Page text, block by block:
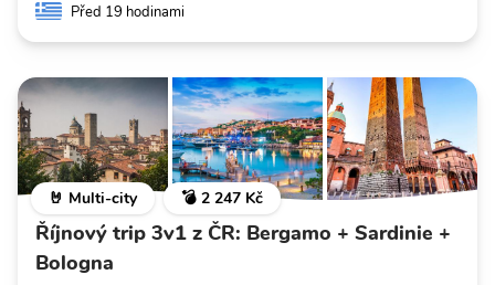
Před 19 hodinami
🤘 Multi-city 💣 2 247 Kč
Říjnový trip 3v1 z ČR: Bergamo + Sardinie +
Bologna